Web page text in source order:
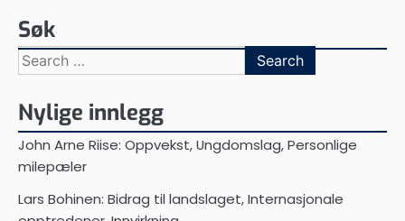
Søk
Search
for:
Nylige innlegg
John Arne Riise: Oppvekst, Ungdomslag, Personlige
milepæler
Lars Bohinen: Bidrag til landslaget, Internasjonale